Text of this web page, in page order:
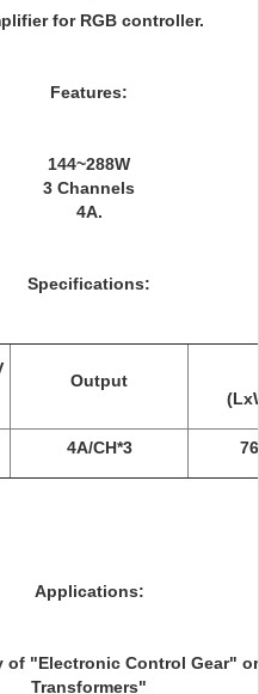
for RGB controller.
Features:
144~288W
3 Channels
4A.
Specifications:
Output
4A/CH*3
Applications:
"Electronic Control Gear"
Transformers"